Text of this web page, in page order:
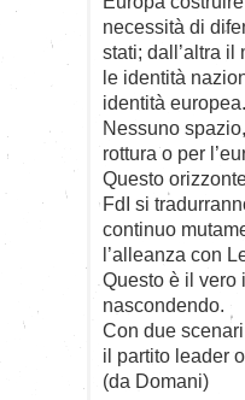
necessità di
stati; dall’altra
le identità
identità europea.
Nessuno
rottura o per
Questo
FdI si
continuo
l’alleanza con
Questo è il vero
nascondendo.
Con due
il partito leader
(da Domani)